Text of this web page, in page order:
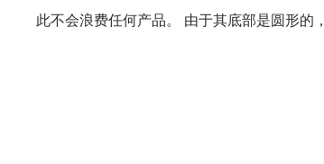
此不会浪费任何产品。 由于其底部是圆形的